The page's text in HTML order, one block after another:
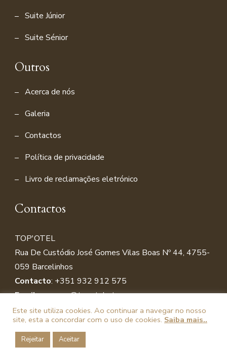
Suite Júnior
Suite Sénior
Outros
Acerca de nós
Galeria
Contactos
Política de privacidade
Livro de reclamações eletrónico
Contactos
TOP'OTEL
Rua De Custódio José Gomes Vilas Boas Nº 44, 4755-
059 Barcelinhos
Contacto: +351 932 912 575
Email:reservas@topotel.pt
© Copyright 2026
Este site utiliza cookies. Ao continuar a navegar no nosso
site, esta a concordar com o uso de cookies. Saiba mais..
Rejeitar Aceitar